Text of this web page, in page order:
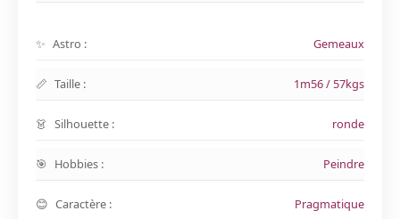
Astro : Gemeaux
Taille : 1m56 / 57kgs
Silhouette : ronde
Hobbies : Peindre
Caractère : Pragmatique